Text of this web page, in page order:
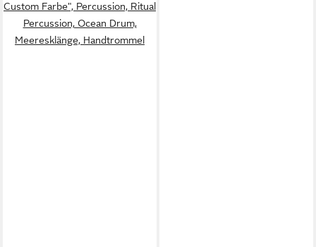
Custom Farbe", Percussion, Ritual
Percussion, Ocean Drum,
Meeresklänge, Handtrommel